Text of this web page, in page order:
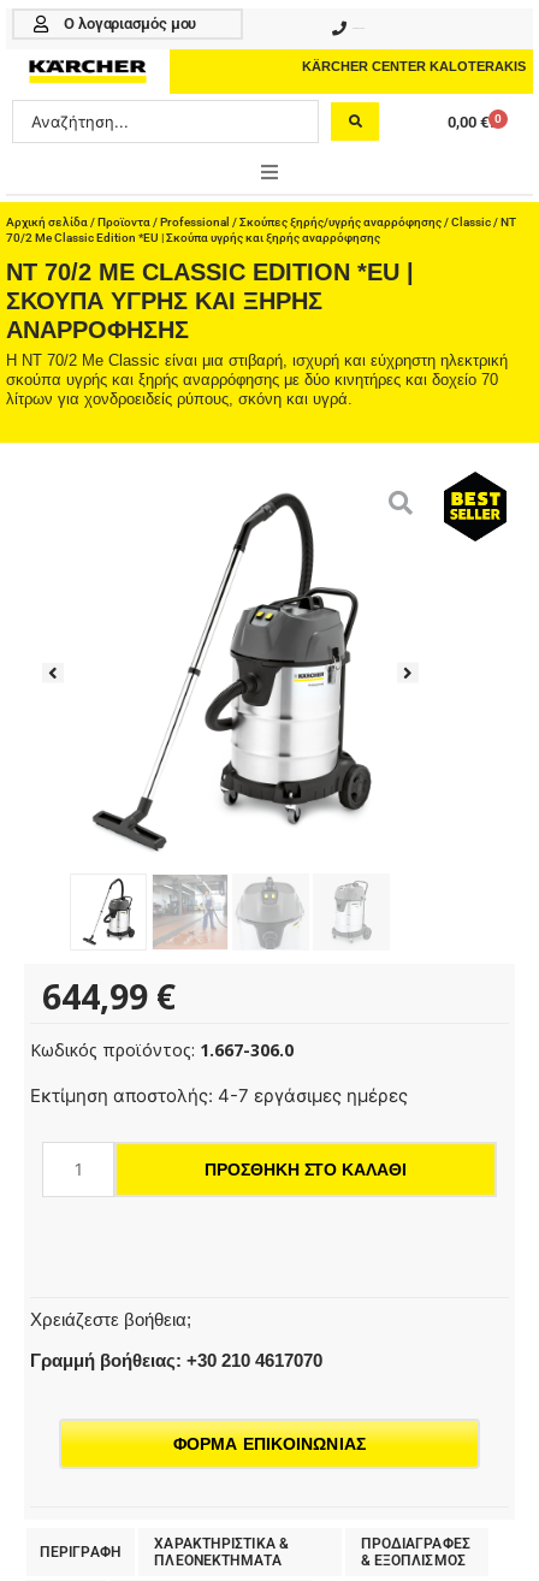
Μετάβαση
περιεχόμενο
Ο λογαριασμός μου
KÄRCHER CENTER KALOTERAKIS
Search
...
0,00 € 0
Cart
ONLINE SHOP
HOME & GARDEN
PROFESSIONAL
ΑΞΕΣΟΥΑΡ
Αρχική σελίδα /Προϊοντα /Professional /Σκούπες ξηρής/υγρής αναρρόφησης/Classic/ NT
70/2 Me Classic Edition *EU | Σκούπα υγρής και ξηρής αναρρόφησης
NT 70/2 ME CLASSIC EDITION *EU |
ΣΚΟΎΠΑ ΥΓΡΉΣ ΚΑΙ ΞΗΡΉΣ
ΑΝΑΡΡΌΦΗΣΗΣ
Η NT 70/2 Me Classic είναι μια στιβαρή, ισχυρή και εύχρηστη ηλεκτρική
σκούπα υγρής και ξηρής αναρρόφησης με δύο κινητήρες και δοχείο 70
λίτρων για χονδροειδείς ρύπους, σκόνη και υγρά.
644,99 €
Κωδικός προϊόντος: 1.667-306.0
Εκτίμηση αποστολής: 4-7 εργάσιμες ημέρες
NT
Classic
υγρής
και
ποσότητα
ΠΡΟΣΘΉΚΗ ΣΤΟ ΚΑΛΆΘΙ
Χρειάζεστε βοήθεια;
Γραμμή βοήθειας: +30 210 4617070
ΦΟΡΜΑ ΕΠΙΚΟΙΝΩΝΙΑΣ
ΠΕΡΙΓΡΑΦΗ
ΧΑΡΑΚΤΗΡΙΣΤΙΚΑ &
ΠΛΕΟΝΕΚΤΗΜΑΤΑ
ΠΡΟΔΙΑΓΡΑΦΕΣ
& EΞΟΠΛΙΣΜΟΣ